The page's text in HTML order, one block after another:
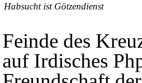
Habsucht ist Götzendienst
Feinde des
auf Irdisches